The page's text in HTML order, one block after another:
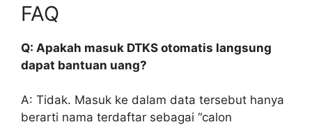
FAQ
Q: Apakah masuk DTKS otomatis langsung
dapat bantuan uang?
A: Tidak. Masuk ke dalam data tersebut hanya
berarti nama terdaftar sebagai “calon